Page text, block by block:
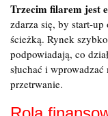
Trzecim filarem jest
zdarza się, by start-up
ścieżką. Rynek
podpowiadają, co
słuchać i
przetrwanie.